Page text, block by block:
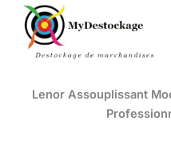
Aller
contenu
Lenor Assouplissant